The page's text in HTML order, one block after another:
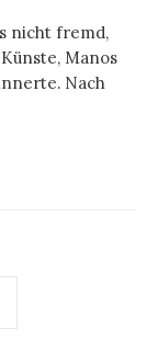
nicht fremd,
Manos
Nach